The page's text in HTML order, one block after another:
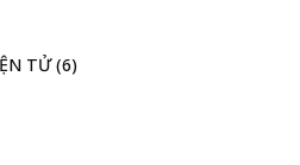
TỬ (6)